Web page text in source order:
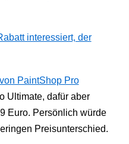
interessiert, der
PaintShop Pro
Ultimate, dafür aber
Euro. Persönlich würde
Preisunterschied.